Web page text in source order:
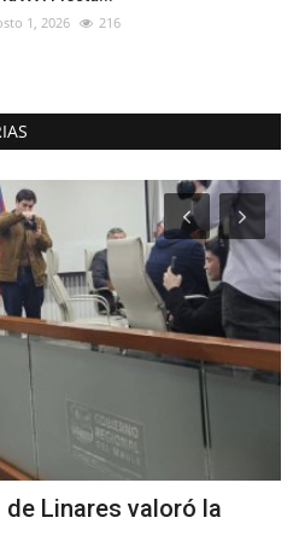
1, 2026 216
Linares valoró la